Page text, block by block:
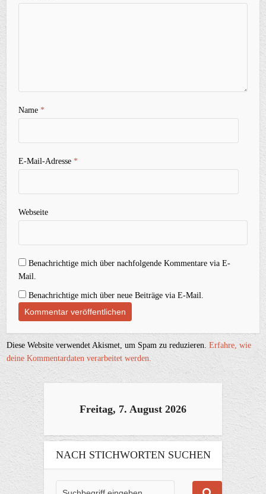
Name*
E-Mail-Adresse*
Webseite
Benachrichtige mich über nachfolgende Kommentare via E-
Mail.
Benachrichtige mich über neue Beiträge via E-Mail.
Diese Website verwendet Akismet, um Spam zu reduzieren.Erfahre, wie
deine Kommentardaten verarbeitet werden.
Freitag, 7. August 2026
NACH STICHWORTEN SUCHEN